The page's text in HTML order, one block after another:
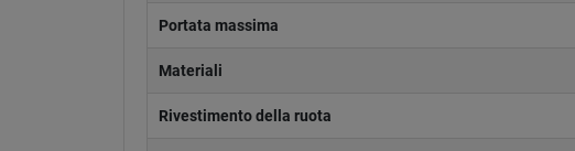
Portata massima
Materiali
Rivestimento della ruota